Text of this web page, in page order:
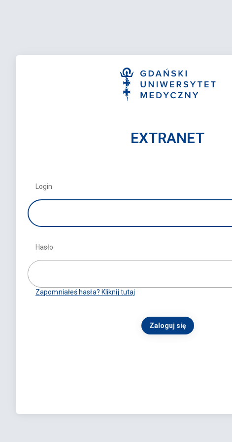
EXTRANET
Login
Hasło
Zapomniałeś hasła? Kliknij tutaj
Zaloguj się